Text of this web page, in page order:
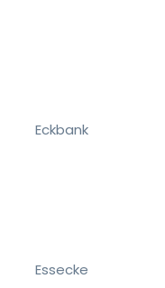
Eckbank
Essecke